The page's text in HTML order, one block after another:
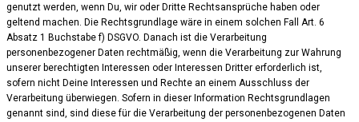
genutzt werden, wenn Du, wir oder Dritte Rechtsansprüche haben oder
geltend machen. Die Rechtsgrundlage wäre in einem solchen Fall Art. 6
Absatz 1 Buchstabe f) DSGVO. Danach ist die Verarbeitung
personenbezogener Daten rechtmäßig, wenn die Verarbeitung zur Wahrung
unserer berechtigten Interessen oder Interessen Dritter erforderlich ist,
sofern nicht Deine Interessen und Rechte an einem Ausschluss der
Verarbeitung überwiegen. Sofern in dieser Information Rechtsgrundlagen
genannt sind, sind diese für die Verarbeitung der personenbezogenen Daten